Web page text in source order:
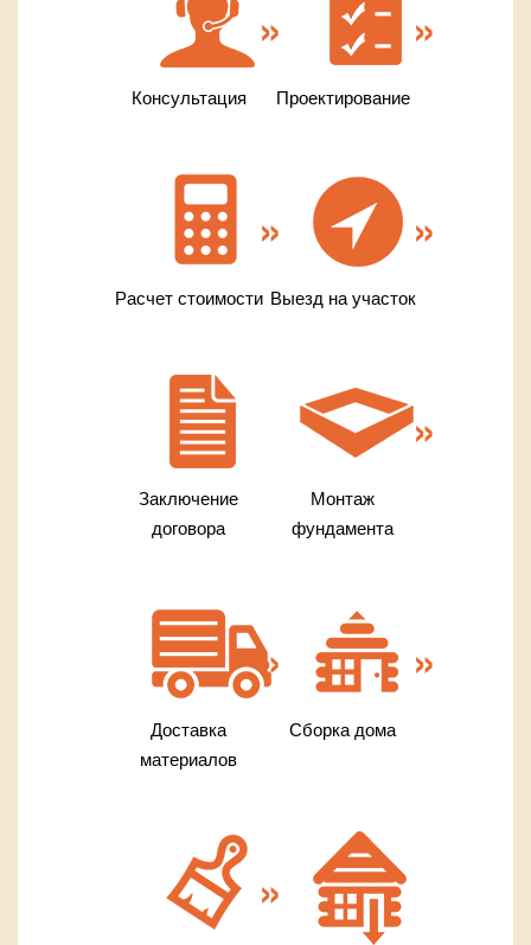
Консультация Проектирование
Расчет стоимости Выезд на участок
Заключение
договора
Монтаж
фундамента
Доставка
материалов
Сборка дома